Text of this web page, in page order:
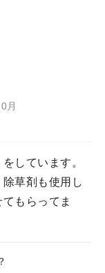
月
しています。
草剤も使用し
もらってま